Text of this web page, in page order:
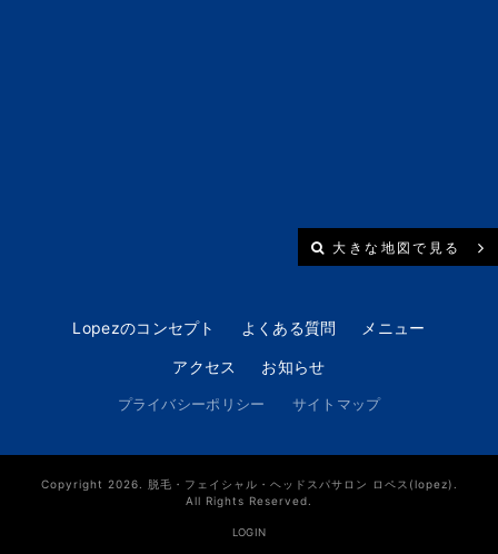
大きな地図で見る
Lopezのコンセプト よくある質問 メニュー
アクセス お知らせ
プライバシーポリシー サイトマップ
Copyright 2026. 脱毛・フェイシャル・ヘッドスパサロン ロペス(lopez).
All Rights Reserved.
LOGIN